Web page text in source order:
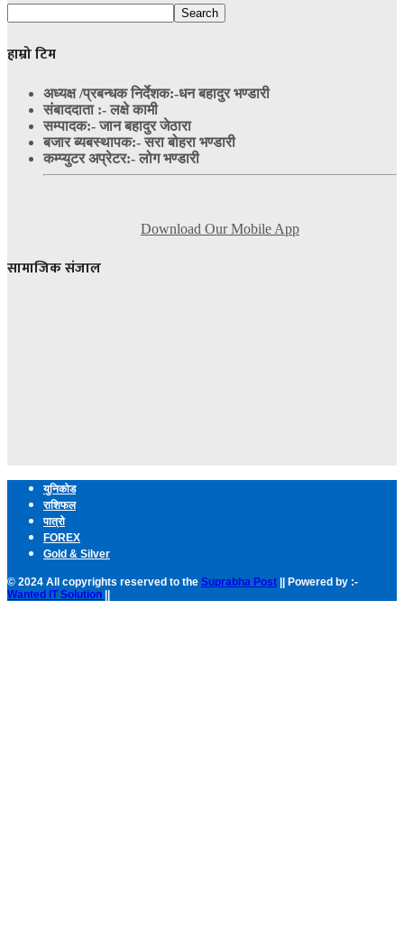
हाम्रो टिम
अध्यक्ष /प्रबन्धक निर्देशक:-धन बहादुर भण्डारी
संबाददाता :- लक्षे कामी
सम्पादक:- जान बहादुर जेठारा
बजार ब्यबस्थापक:- सरा बोहरा भण्डारी
कम्प्युटर अप्रेटर:- लोग भण्डारी
Download Our Mobile App
सामाजिक संजाल
युनिकोड
राशिफल
पात्रो
FOREX
Gold & Silver
© 2024 All copyrights reserved to the Suprabha Post || Powered by :-
Wanted IT Solution